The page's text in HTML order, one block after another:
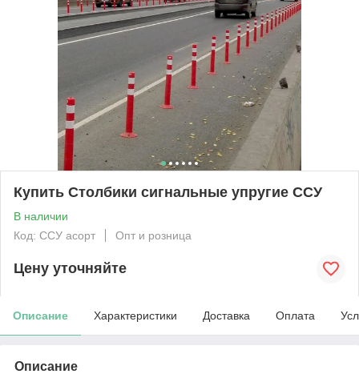
Купить Столбики сигнальные упругие ССУ
В наличии
Код: ССУ асорт
Опт и розница
Цену уточняйте
Описание Характеристики Доставка Оплата
Описание